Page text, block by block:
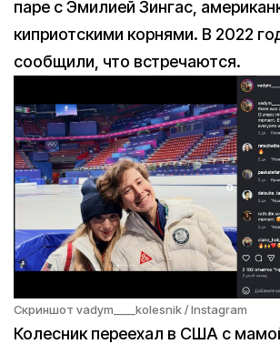
паре с Эмилией Зингас,
киприотскими корнями. В 2022
сообщили, что встречаются.
Скриншот vadym____kolesnik / Instagram
Колесник переехал в США с